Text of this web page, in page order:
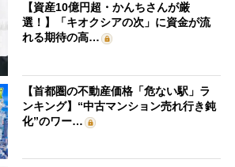
【資産10億円超・かんちさんが厳
選！】「キオクシアの次」に資金が流
れる期待の高…
【首都圏の不動産価格「危ない駅」ラ
ンキング】“中古マンション売れ行き鈍
化”のワー…